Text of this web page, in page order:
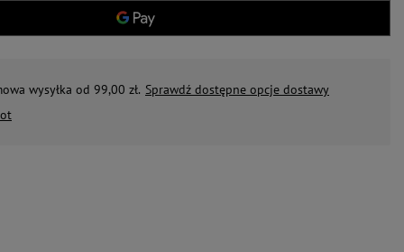
wysyłka od 99,00 zł. Sprawdź dostępne opcje dostawy